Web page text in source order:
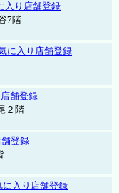
入り店舗登録
7階
に入り店舗登録
舗登録
２階
登録
に入り店舗登録